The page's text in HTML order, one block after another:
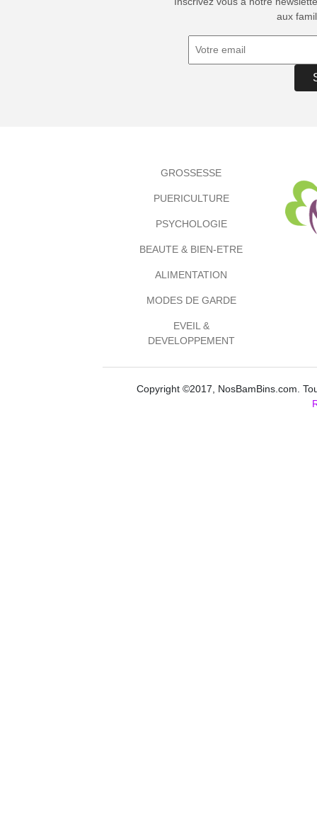
aux
GROSSESSE
PUERICULTURE
PSYCHOLOGIE
BEAUTE & BIEN-ETRE
ALIMENTATION
MODES DE GARDE
EVEIL &
DEVELOPPEMENT
Copyright ©2017, NosBamBins.com.